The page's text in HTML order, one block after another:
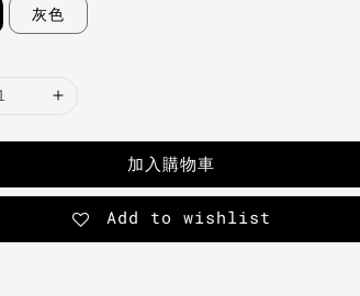
灰色
加入購物車
Add to wishlist